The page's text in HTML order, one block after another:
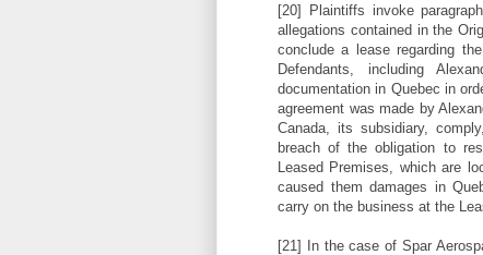
[20] Plaintiffs invoke
allegations contained in the
conclude a lease regarding
Defendants, including
documentation in Quebec in
agreement was made by
Canada, its subsidiary,
breach of the obligation to
Leased Premises, which are
caused them damages in
carry on the business at the
[21] In the case of Spar